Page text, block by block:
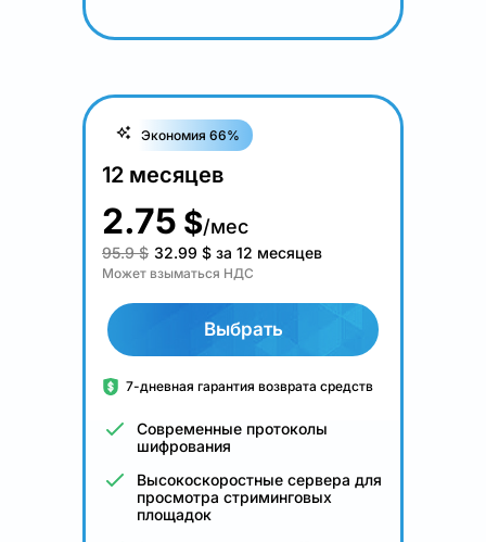
Экономия 66%
12 месяцев
2.75 $/мес
95.9 $ 32.99 $ за 12 месяцев
Может взыматься НДС
Выбрать
7-дневная гарантия возврата средств
Современные протоколы
шифрования
Высокоскоростные сервера для
просмотра стриминговых
площадок